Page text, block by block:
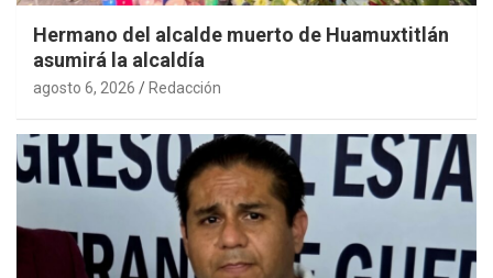
Hermano del alcalde muerto de Huamuxtitlán
asumirá la alcaldía
agosto 6, 2026 Redacción